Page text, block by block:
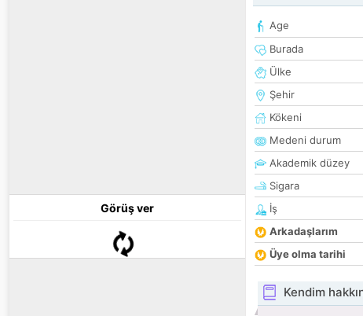
Görüş ver
Age
Burada
Ülke
Şehir
Kökeni
Medeni durum
Akademik düzey
Sigara
İş
Arkadaşlarım
Üye olma tarihi
Kendim